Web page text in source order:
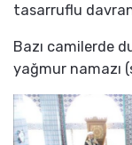
tasarruflu
Bazı camilerde
yağmur namazı